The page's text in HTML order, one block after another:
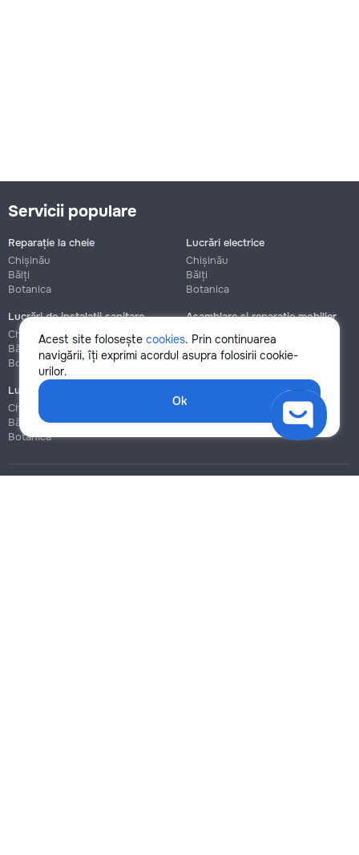
Acest site folosește cookies. Prin continuarea
navigării, îți exprimi acordul asupra folosirii cookie-
urilor.
Ok
Servicii populare
Reparație la cheie
Chișinău
Bălți
Botanica
Lucrări electrice
Chișinău
Bălți
Botanica
Lucrări de instalații sanitare
Chișinău
Bălți
Botanica
Asamblare și reparație mobilier
Chișinău
Botanica
Lucrări de construcție și instalare
Chișinău
Bălți
Botanica